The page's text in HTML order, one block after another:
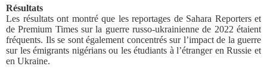
Résultats
Les résultats ont montré que les reportages de Sahara Reporters et
de Premium Times sur la guerre russo-ukrainienne de 2022 étaient
fréquents. Ils se sont également concentrés sur l’impact de la guerre
sur les émigrants nigérians ou les étudiants à l’étranger en Russie et
en Ukraine.